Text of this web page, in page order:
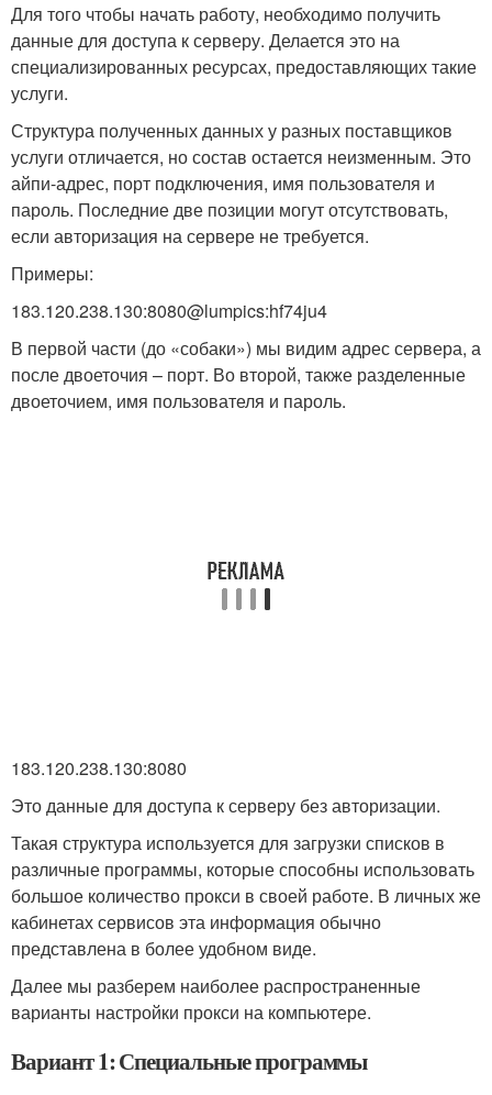
Для того чтобы начать работу, необходимо получить
данные для доступа к серверу. Делается это на
специализированных ресурсах, предоставляющих такие
услуги.
Структура полученных данных у разных поставщиков
услуги отличается, но состав остается неизменным. Это
айпи-адрес, порт подключения, имя пользователя и
пароль. Последние две позиции могут отсутствовать,
если авторизация на сервере не требуется.
Примеры:
183.120.238.130:8080@lumpics:hf74ju4
В первой части (до «собаки») мы видим адрес сервера, а
после двоеточия – порт. Во второй, также разделенные
двоеточием, имя пользователя и пароль.
183.120.238.130:8080
Это данные для доступа к серверу без авторизации.
Такая структура используется для загрузки списков в
различные программы, которые способны использовать
большое количество прокси в своей работе. В личных же
кабинетах сервисов эта информация обычно
представлена в более удобном виде.
Далее мы разберем наиболее распространенные
варианты настройки прокси на компьютере.
Вариант 1: Специальные программы